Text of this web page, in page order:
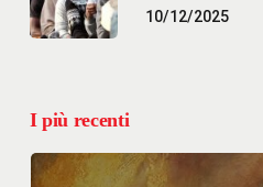
10/12/2025
I più recenti